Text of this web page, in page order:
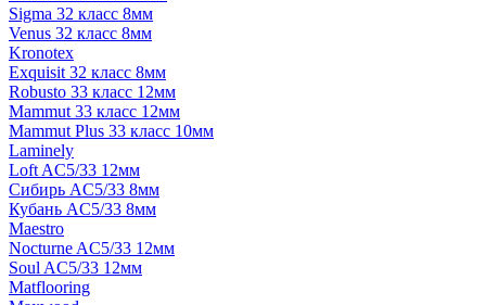
Sigma 32 класс 8мм
Venus 32 класс 8мм
Kronotex
Exquisit 32 класс 8мм
Robusto 33 класс 12мм
Mammut 33 класс 12мм
Mammut Plus 33 класс 10мм
Laminely
Loft AC5/33 12мм
Сибирь AC5/33 8мм
Кубань AC5/33 8мм
Maestro
Nocturne AC5/33 12мм
Soul AC5/33 12мм
Matflooring